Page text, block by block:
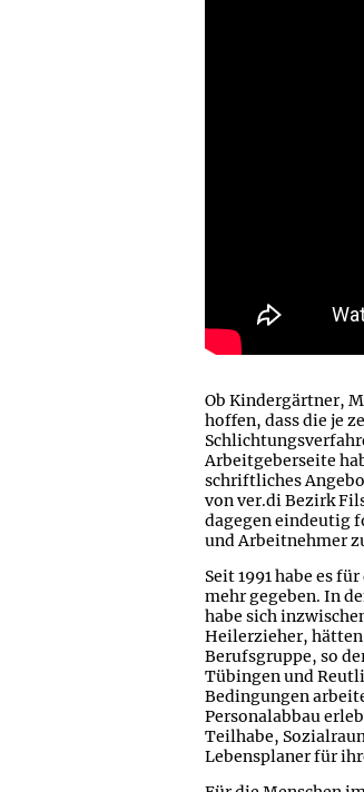
Ob Kindergärtner,
hoffen, dass die je
Arbeitgeberseite
schriftliches
von ver.di Bezirk
dagegen eindeutig
und Arbeitnehmer
Seit 1991 habe es
mehr gegeben. In
habe sich
Heilerzieher,
Berufsgruppe, so
Tübingen und
Bedingungen
Personalabbau
Teilhabe,
Lebensplaner für